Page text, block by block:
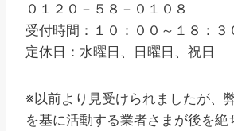
０１２０－５８－０１０８
受付時間：１０：００～１８：３
定休日：水曜日、日曜日、祝日
※以前より見受けられましたが、
を基に活動する業者さまが後を絶